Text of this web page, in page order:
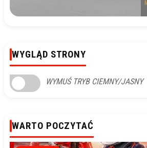
WYGLĄD STRONY
WYMUŚ TRYB CIEMNY/JASNY
WARTO POCZYTAĆ